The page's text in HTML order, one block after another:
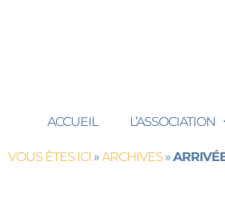
ACCUEIL L’ASSOCIATION
VOUS ÊTES ICI »ARCHIVES »